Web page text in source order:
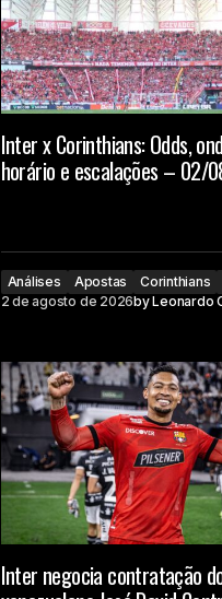
Inter x Corinthians: Odds,
horário e escalações – 02/
Análises Apostas Corinthians
2 de agosto de 2026byLeonardo
Inter negocia contratação